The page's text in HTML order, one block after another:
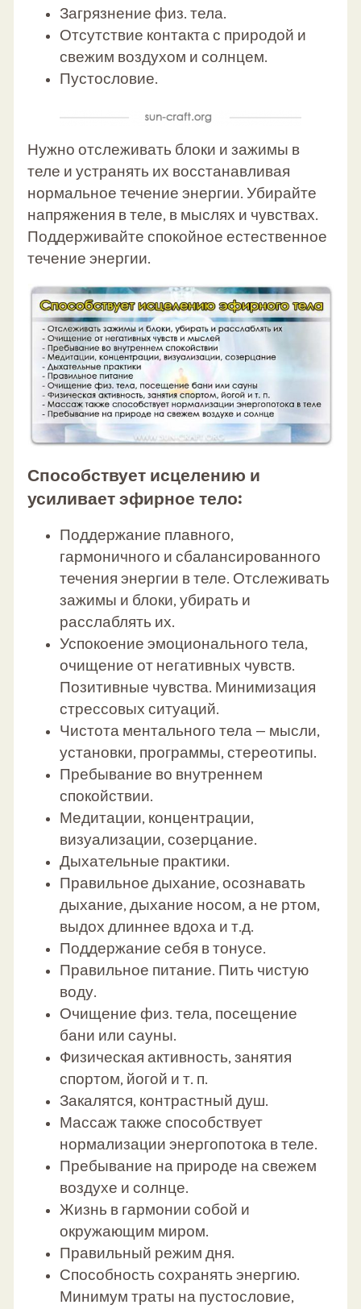
Загрязнение физ. тела.
Отсутствие контакта с природой и
свежим воздухом и солнцем.
Пустословие.
Нужно отслеживать блоки и зажимы в
теле и устранять их восстанавливая
нормальное течение энергии. Убирайте
напряжения в теле, в мыслях и чувствах.
Поддерживайте спокойное естественное
течение энергии.
Способствует исцелению и
усиливает эфирное тело:
Поддержание плавного,
гармоничного и сбалансированного
течения энергии в теле. Отслеживать
зажимы и блоки, убирать и
расслаблять их.
Успокоение эмоционального тела,
очищение от негативных чувств.
Позитивные чувства. Минимизация
стрессовых ситуаций.
Чистота ментального тела — мысли,
установки, программы, стереотипы.
Пребывание во внутреннем
спокойствии.
Медитации, концентрации,
визуализации, созерцание.
Дыхательные практики.
Правильное дыхание, осознавать
дыхание, дыхание носом, а не ртом,
выдох длиннее вдоха и т.д.
Поддержание себя в тонусе.
Правильное питание. Пить чистую
воду.
Очищение физ. тела, посещение
бани или сауны.
Физическая активность, занятия
спортом, йогой и т. п.
Закалятся, контрастный душ.
Массаж также способствует
нормализации энергопотока в теле.
Пребывание на природе на свежем
воздухе и солнце.
Жизнь в гармонии собой и
окружающим миром.
Правильный режим дня.
Способность сохранять энергию.
Минимум траты на пустословие,